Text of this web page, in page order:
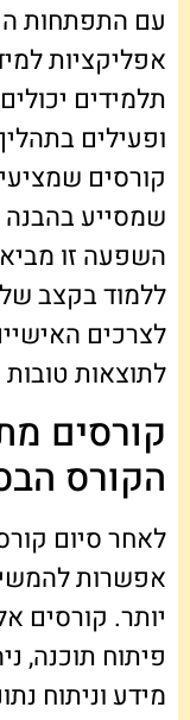
עם התפתחות
אפליקציות
תלמידים
ופעילים
קורסים
שמסייע בהבנה
השפעה זו
ללמוד בקצב
לצרכים
לתוצאות
קורסים
הקורס
לאחר סיום
אפשרות
יותר. קורסים
פיתוח תוכנה,
מידע וניתוח